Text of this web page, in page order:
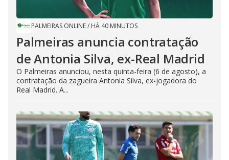
PALMEIRAS ONLINE/ HÁ 40 MINUTOS
Palmeiras anuncia contratação
de Antonia Silva, ex-Real Madrid
O Palmeiras anunciou, nesta quinta-feira (6 de agosto), a
contratação da zagueira Antonia Silva, ex-jogadora do
Real Madrid. A...